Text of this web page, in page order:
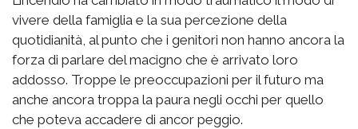
vivere della famiglia e la sua percezione della
quotidianità, al punto che i genitori non hanno ancora la
forza di parlare del macigno che è arrivato loro
addosso. Troppe le preoccupazioni per il futuro ma
anche ancora troppa la paura negli occhi per quello
che poteva accadere di ancor peggio.